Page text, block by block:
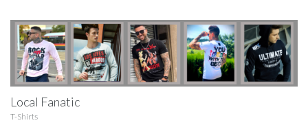
Local Fanatic
T-Shirts